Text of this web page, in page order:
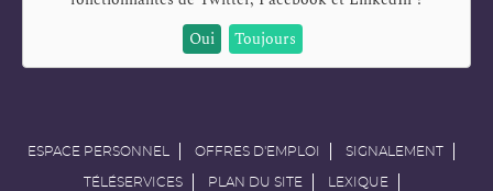
Oui
Toujours
ESPACE PERSONNEL OFFRES D'EMPLOI SIGNALEMENT
TÉLÉSERVICES PLAN DU SITE LEXIQUE